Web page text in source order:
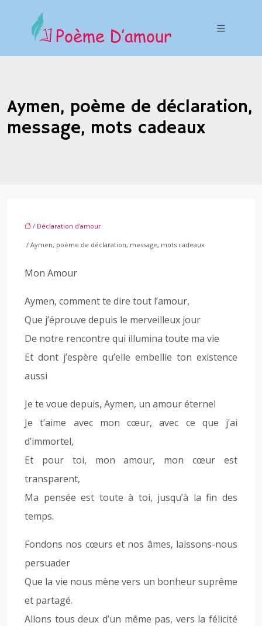
Aymen, poème de déclaration,
message, mots cadeaux
/ Déclaration d'amour
/ Aymen, poème de déclaration, message, mots cadeaux
Mon Amour
Aymen, comment te dire tout l’amour,
Que j’éprouve depuis le merveilleux jour
De notre rencontre qui illumina toute ma vie
Et dont j’espère qu’elle embellie ton existence
aussi
Je te voue depuis, Aymen, un amour éternel
Je t’aime avec mon cœur, avec ce que j’ai
d’immortel,
Et pour toi, mon amour, mon cœur est
transparent,
Ma pensée est toute à toi, jusqu’à la fin des
temps.
Fondons nos cœurs et nos âmes, laissons-nous
persuader
Que la vie nous mène vers un bonheur suprême
et partagé.
Allons tous deux d’un même pas, vers la félicité